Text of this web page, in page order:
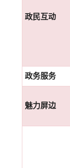
政民互动
政务服务
魅力屏边